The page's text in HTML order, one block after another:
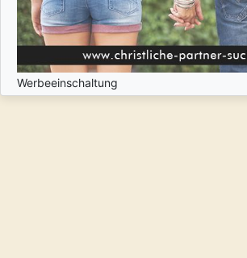
Werbeeinschaltung